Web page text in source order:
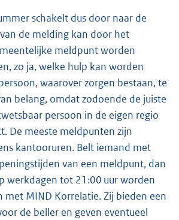
schakelt dus door naar de
de melding kan door het
meldpunt worden
zo ja, welke hulp kan worden
waarover zorgen bestaan, te
belang, omdat zodoende de juiste
persoon in de eigen regio
De meeste meldpunten zijn
kantooruren. Belt iemand met
van een meldpunt, dan
werkdagen tot 21:00 uur worden
met MIND Korrelatie. Zij bieden een
de beller en geven eventueel